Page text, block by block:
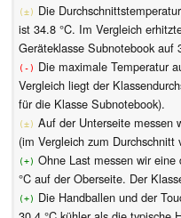
(±) Die
ist 34.8 °C. Im Vergleich
Geräteklasse Subnotebook auf
(-) Die maximale Temperatur
Vergleich liegt der
für die Klasse Subnotebook).
(±) Auf der Unterseite messen
(im Vergleich zum Durchschnitt
(+) Ohne Last messen wir
°C auf der Oberseite. Der
(+) Die Handballen und der